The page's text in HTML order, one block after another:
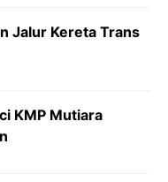
Jalur Kereta Trans
KMP Mutiara